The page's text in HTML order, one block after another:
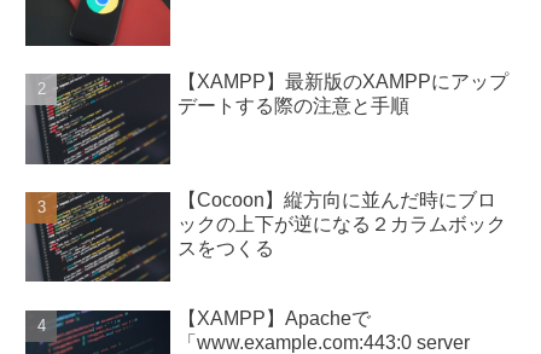
【XAMPP】最新版のXAMPPにアップ
デートする際の注意と手順
【Cocoon】縦方向に並んだ時にブロ
ックの上下が逆になる２カラムボック
スをつくる
【XAMPP】Apacheで
「www.example.com:443:0 server